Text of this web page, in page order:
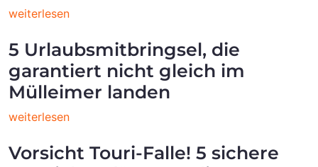
weiterlesen
5 Urlaubsmitbringsel, die
garantiert nicht gleich im
Mülleimer landen
weiterlesen
Vorsicht Touri-Falle! 5 sichere